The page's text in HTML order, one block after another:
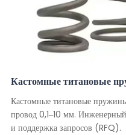
Кастомные титановые
Кастомные титановые
провод 0,1–10 мм.
и поддержка запросов (RFQ).